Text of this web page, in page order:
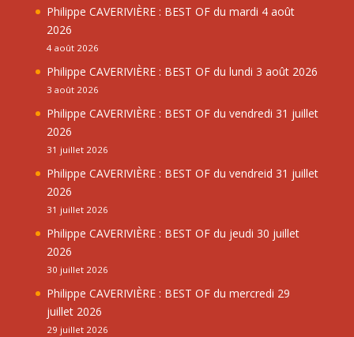
Philippe CAVERIVIÈRE : BEST OF du mardi 4 août
2026
4 août 2026
Philippe CAVERIVIÈRE : BEST OF du lundi 3 août 2026
3 août 2026
Philippe CAVERIVIÈRE : BEST OF du vendredi 31 juillet
2026
31 juillet 2026
Philippe CAVERIVIÈRE : BEST OF du vendreid 31 juillet
2026
31 juillet 2026
Philippe CAVERIVIÈRE : BEST OF du jeudi 30 juillet
2026
30 juillet 2026
Philippe CAVERIVIÈRE : BEST OF du mercredi 29
juillet 2026
29 juillet 2026